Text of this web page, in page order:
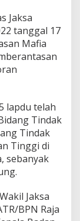
Jaksa
tanggal 17
Mafia
lapdu telah
Tindak
Tindak
Tinggi di
sebanyak
Jaksa
BPN Raja